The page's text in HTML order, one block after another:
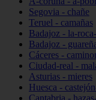
Segovia - chañe
Teruel - camañas
Badajoz - la-
Badajoz -
Cáceres -
Ciudad-real -
Asturias - mieres
Huesca -
Cantabria -